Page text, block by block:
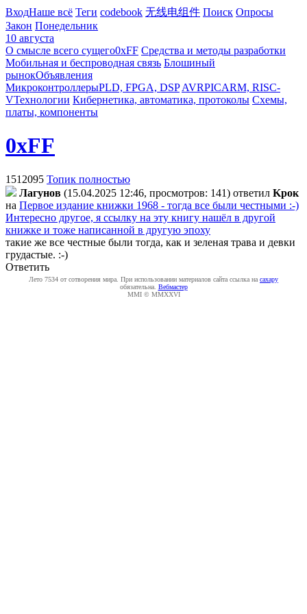
ВходНаше всё Теги codebook 无线电组件 Поиск Опросы
Закон Понедельник
10 августа
О смысле всего сущего0xFF Средства и методы разработки
Мобильная и беспроводная связь Блошиный
рынокОбъявления
МикроконтроллерыPLD, FPGA, DSP AVRPICARM, RISC-
VТехнологии Кибернетика, автоматика, протоколы Схемы,
платы, компоненты
0xFF
1512095 Топик полностью
Лaгyнoв (15.04.2025 12:46, просмотров: 141) ответил Kpoк
на Первое издание книжки 1968 - тогда все были честными :-)
Интересно другое, я ссылку на эту книгу нашёл в другой
книжке и тоже написанной в другую эпоху
такие же все честные были тогда, как и зеленая трава и девки
грудастые. :-)
Ответить
Лето 7534 от сотворения мира. При использовании материалов сайта ссылка на caxapу
обязательна. Вебмастер
MMI © MMXXVI